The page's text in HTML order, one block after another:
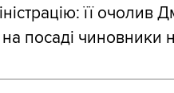
її
посаді чиновники